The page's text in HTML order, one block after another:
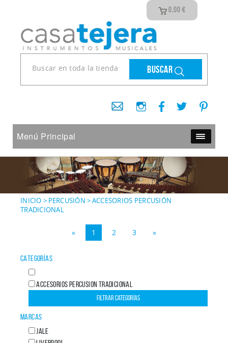
0,00 €
Buscar
Menú Principal
INICIO > PERCUSIÓN >ACCESORIOS PERCUSIÓN
TRADICIONAL
« 1 2 3 »
CATEGORÍAS
ACCESORIOS PERCUSION TRADICIONAL
MARCAS
JALE